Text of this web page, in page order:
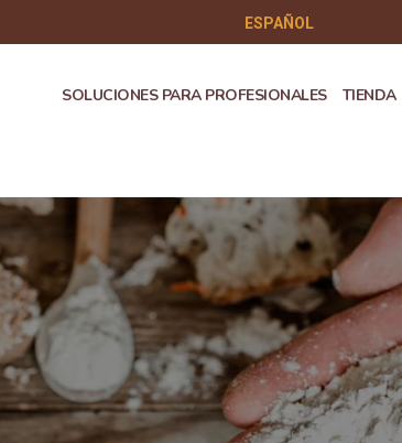
ESPAÑOL
SOLUCIONES PARA PROFESIONALES TIENDA